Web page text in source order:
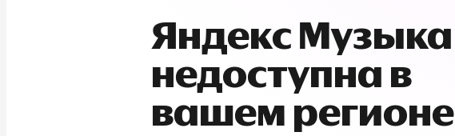
Яндекс Музыка
недоступна в
вашем регионе